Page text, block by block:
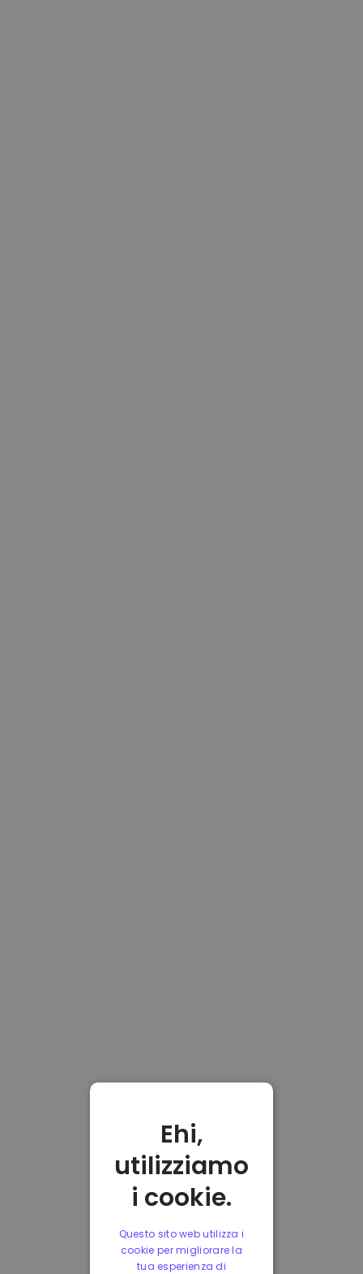
Ehi,
utilizziamo
i cookie.
Questo sito web utilizza i
cookie per migliorare la
tua esperienza di